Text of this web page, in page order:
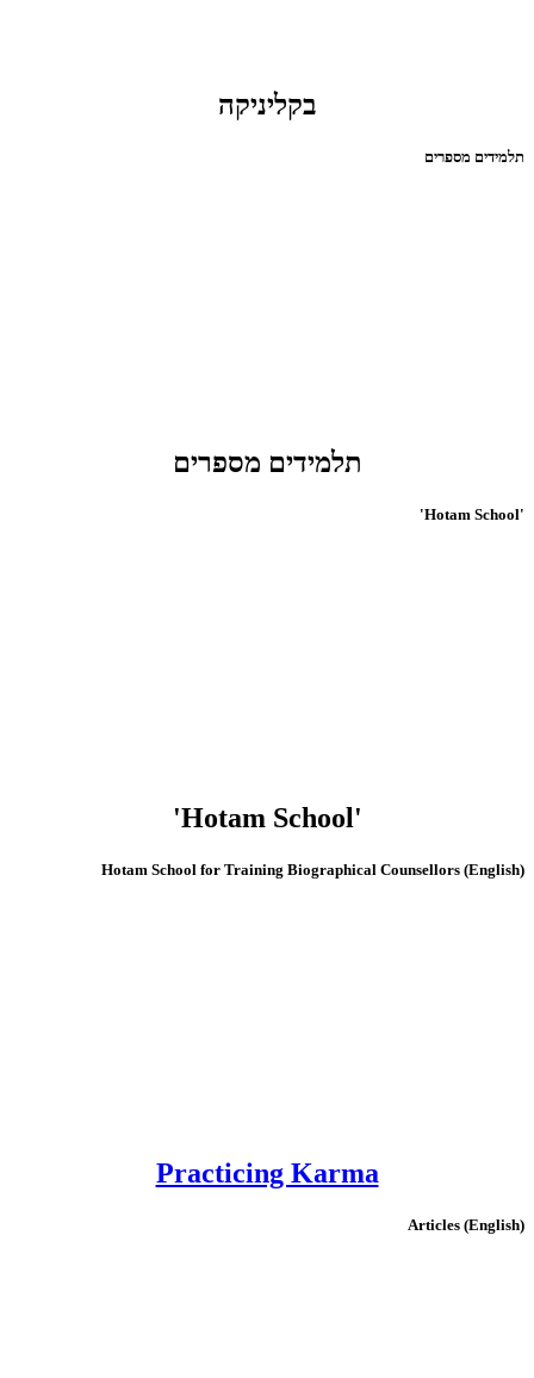
בקליניקה
תלמידים מספרים
תלמידים מספרים
'Hotam School'
'Hotam School'
(English) Hotam School for Training Biographical Counsellors
Practicing Karma
(English) Articles